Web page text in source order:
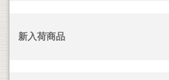
新入荷商品